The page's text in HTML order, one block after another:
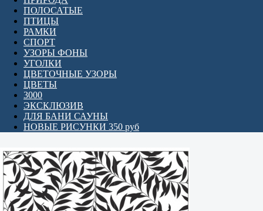
ПОЛОСАТЫЕ
ПТИЦЫ
РАМКИ
СПОРТ
УЗОРЫ ФОНЫ
УГОЛКИ
ЦВЕТОЧНЫЕ УЗОРЫ
ЦВЕТЫ
3000
ЭКСКЛЮЗИВ
ДЛЯ БАНИ САУНЫ
НОВЫЕ РИСУНКИ 350 руб